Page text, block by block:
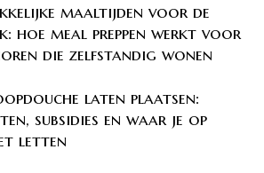
maaltijden voor de
hoe meal preppen werkt voor
die zelfstandig wonen
laten plaatsen:
subsidies en waar je op
letten